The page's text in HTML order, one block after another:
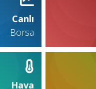
Canlı
Borsa
Hava